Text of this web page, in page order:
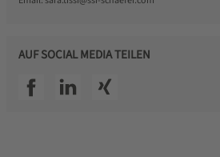
AUF SOCIAL MEDIA TEILEN
SSI facebook
SSI linkedin
SSI xing